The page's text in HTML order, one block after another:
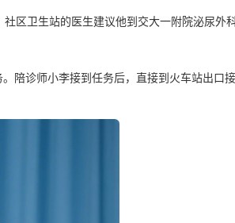
区卫生站的医生建议他到交大一附院泌尿外
陪诊师小李接到任务后，直接到火车站出口